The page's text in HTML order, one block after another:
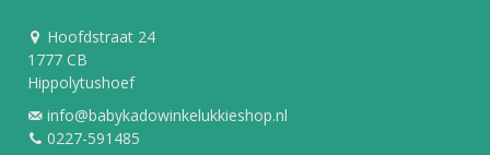
Hoofdstraat 24
1777 CB
Hippolytushoef
info@babykadowinkelukkieshop.nl
0227-591485